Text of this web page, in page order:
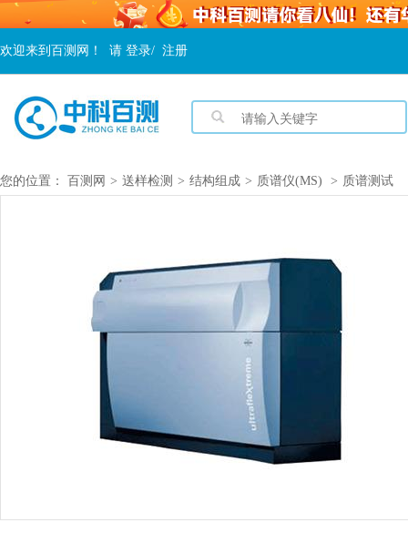
欢迎来到百测网！ 请 登录/ 注册
您的位置： 百测网 > 送样检测 > 结构组成 > 质谱仪(MS) > 质谱测试